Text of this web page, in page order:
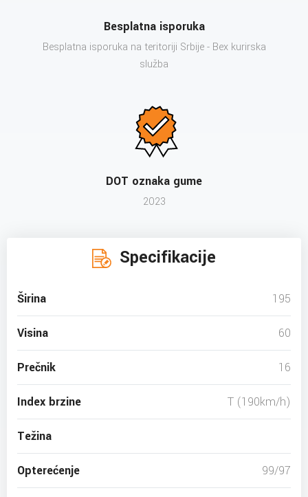
Besplatna isporuka
Besplatna isporuka na teritoriji Srbije - Bex kurirska
služba
DOT oznaka gume
2023
Specifikacije
Širina 195
Visina 60
Prečnik 16
Index brzine T (190km/h)
Težina
Opterećenje 99/97